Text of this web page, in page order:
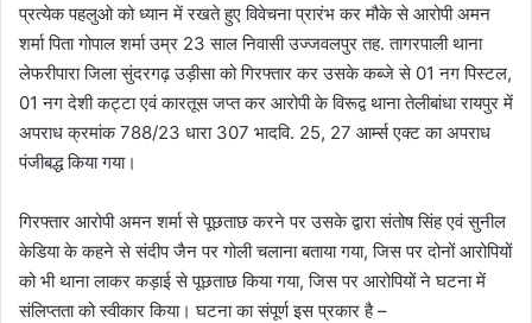
प्रत्येक पहलुओ को ध्यान में रखते हुए विवेचना प्रारंभ कर मौके से आरोपी अमन
शर्मा पिता गोपाल शर्मा उम्र 23 साल निवासी उज्जवलपुर तह. तागरपाली थाना
लेफरीपारा जिला सुंदरगढ़ उड़ीसा को गिरफ्तार कर उसके कब्जे से 01 नग पिस्टल,
01 नग देशी कट्टा एवं कारतूस जप्त कर आरोपी के विरूद्व थाना तेलीबांधा रायपुर में
अपराध क्रमांक 788/23 धारा 307 भादवि. 25, 27 आर्म्स एक्ट का अपराध
पंजीबद्ध किया गया।
गिरफ्तार आरोपी अमन शर्मा से पूछताछ करने पर उसके द्वारा संतोष सिंह एवं सुनील
केडिया के कहने से संदीप जैन पर गोली चलाना बताया गया, जिस पर दोनों आरोपियों
को भी थाना लाकर कड़ाई से पूछताछ किया गया, जिस पर आरोपियों ने घटना में
संलिप्तता को स्वीकार किया। घटना का संपूर्ण इस प्रकार है –